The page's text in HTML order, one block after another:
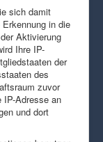
sich damit
in die
Aktivierung
Ihre IP-
der
des
zuvor
IP-Adresse an
und dort